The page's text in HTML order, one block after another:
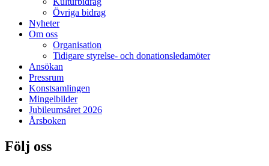
Övriga bidrag
Nyheter
Om oss
Organisation
Tidigare styrelse- och donationsledamöter
Ansökan
Pressrum
Konstsamlingen
Mingelbilder
Jubileumsåret 2026
Årsboken
Följ oss